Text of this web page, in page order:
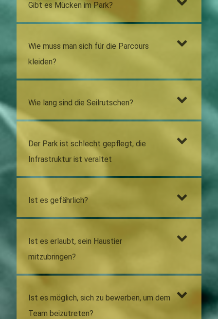
Gibt es Mücken im Park?
Wie muss man sich für die Parcours
kleiden?
Wie lang sind die Seilrutschen?
Der Park ist schlecht gepflegt, die
Infrastruktur ist veraltet
Ist es gefährlich?
Ist es erlaubt, sein Haustier
mitzubringen?
Ist es möglich, sich zu bewerben, um dem
Team beizutreten?